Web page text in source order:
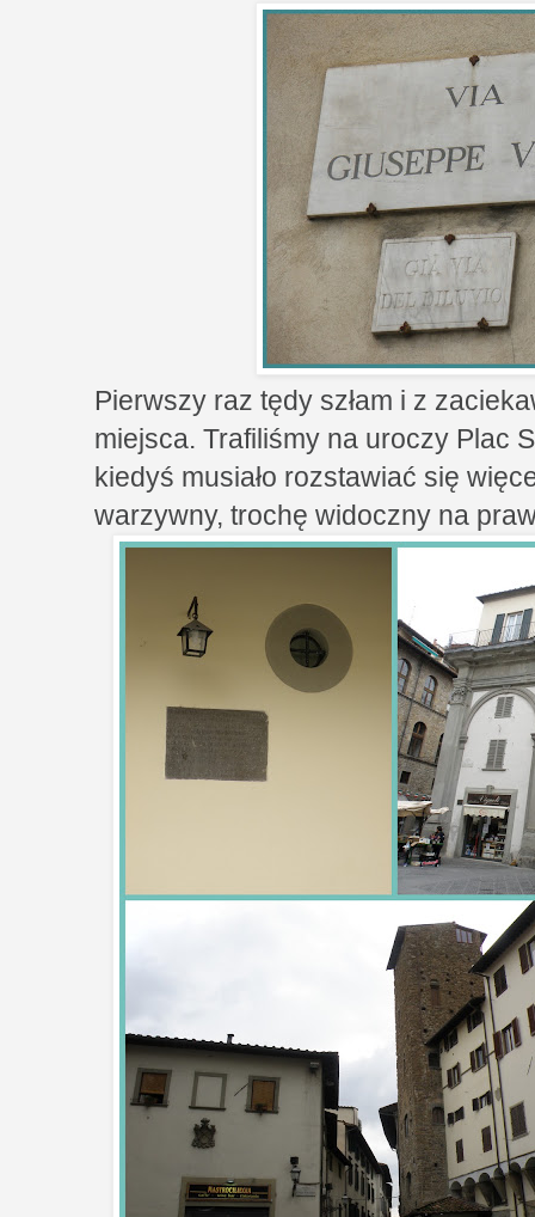
Pierwszy raz tędy szłam i z
miejsca. Trafiliśmy na uroczy Plac
kiedyś musiało rozstawiać się
warzywny, trochę widoczny na